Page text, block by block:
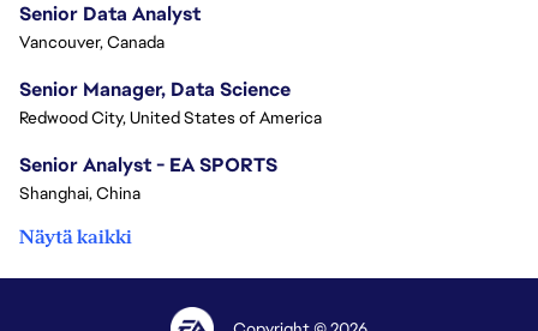
Senior Data Analyst
Vancouver, Canada
Senior Manager, Data Science
Redwood City, United States of America
Senior Analyst - EA SPORTS
Shanghai, China
Näytä kaikki